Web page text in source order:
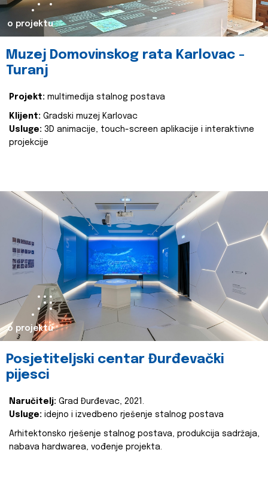
o projektu
Muzej Domovinskog rata Karlovac -
Turanj
Projekt: multimedija stalnog postava
Klijent: Gradski muzej Karlovac
Usluge: 3D animacije, touch-screen aplikacije i interaktivne
projekcije
o projektu
Posjetiteljski centar Đurđevački
pijesci
Naručitelj: Grad Đurđevac, 2021.
Usluge: idejno i izvedbeno rješenje stalnog postava
Arhitektonsko rješenje stalnog postava, produkcija sadržaja,
nabava hardwarea, vođenje projekta.